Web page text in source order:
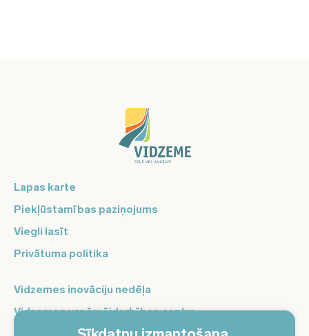
Lapas karte
Piekļūstamības paziņojums
Viegli lasīt
Privātuma politika
Vidzemes inovāciju nedēļa
Vidzemes uzņēmējdarbības centrs